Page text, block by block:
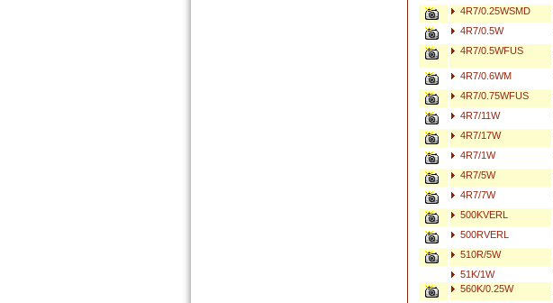
4R7/0.25WSMD
4R7/0.5W
4R7/0.5WFUS
4R7/0.6WM
4R7/0.75WFUS
4R7/11W
4R7/17W
4R7/1W
4R7/5W
4R7/7W
500KVERL
500RVERL
510R/5W
51K/1W
560K/0.25W